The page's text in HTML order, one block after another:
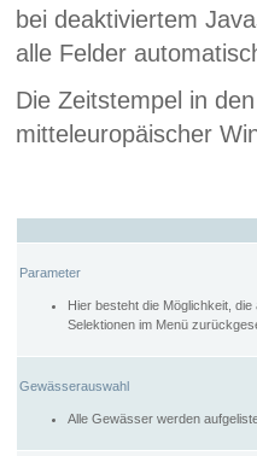
bei deaktiviertem
alle Felder
Die Zeitstempel in
mitteleuropäischer
Parameter
Hier besteht die Möglichkeit,
Selektionen im Menü
Gewässerauswahl
Alle Gewässer werden